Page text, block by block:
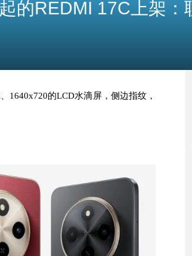
的REDMI 17C上架：
1640x720的LCD水滴屏，侧边指纹，